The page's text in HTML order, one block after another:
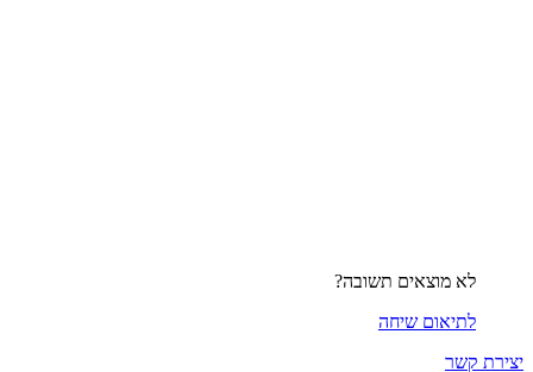
לא מוצאים תשובה?
לתיאום שיחה
יצירת קשר